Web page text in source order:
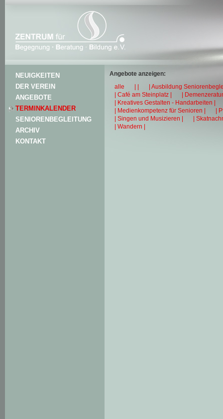
NEUIGKEITEN
DER VEREIN
ANGEBOTE
TERMINKALENDER
SENIORENBEGLEITUNG
ARCHIV
KONTAKT
Angebote anzeigen:
alle
| |
| Ausbildung
| Café am Steinplatz |
|
| Kreatives Gestalten - Handarbeiten |
| Medienkompetenz für Senioren |
|
| Singen und Musizieren |
|
| Wandern |